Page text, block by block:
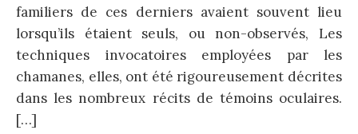
familiers de ces derniers avaient souvent lieu
lorsqu’ils étaient seuls, ou non-observés, Les
techniques invocatoires employées par les
chamanes, elles, ont été rigoureusement décrites
dans les nombreux récits de témoins oculaires.
[…]